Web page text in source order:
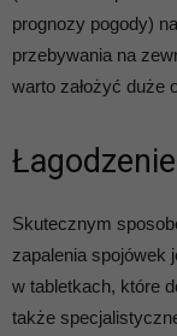
prognozy pogody)
przebywania na
warto założyć duże
Skutecznym
zapalenia spojówek
w tabletkach, które
także